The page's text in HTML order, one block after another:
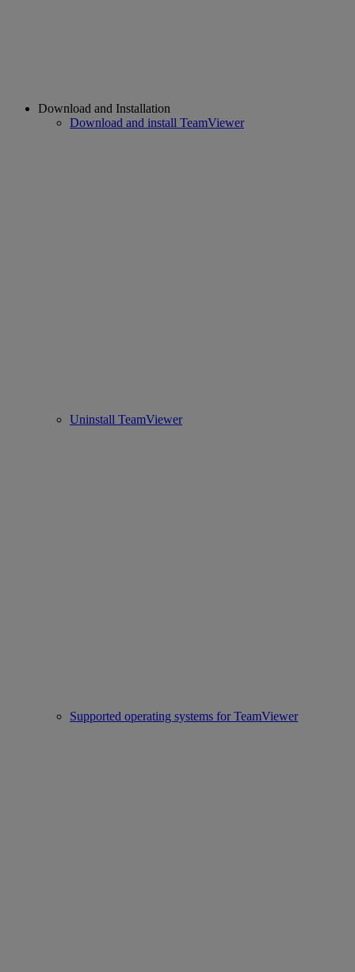
Download and Installation
Download and install TeamViewer
Uninstall TeamViewer
Supported operating systems for TeamViewer